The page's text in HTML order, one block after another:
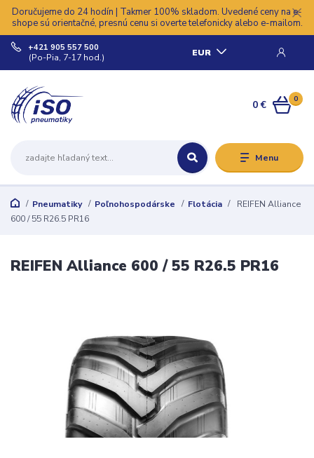
Doručujeme do 24 hodín | Takmer 100% skladom. Uvedené ceny na e-
shope sú orientačné, presnú cenu si overte telefonicky alebo e-mailom.
Menu
EUR
+421 905 557 500
(Po-Pia, 7-17 hod.)
0
0 €
Pneumatiky Poľnohospodárske Flotácia
REIFEN Alliance
600 / 55 R26.5 PR16
REIFEN Alliance 600 / 55 R26.5 PR16